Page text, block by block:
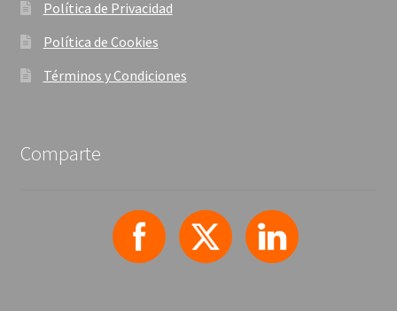
Política de Privacidad
Política de Cookies
Términos y Condiciones
Comparte